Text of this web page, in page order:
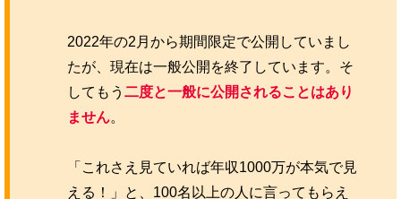
2022年の2月から期間限定で公開していまし
たが、現在は一般公開を終了しています。そ
してもう二度と一般に公開されることはあり
ません。
「これさえ見ていれば年収1000万が本気で見
える！」と、100名以上の人に言ってもらえ